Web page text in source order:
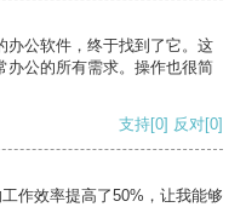
办公软件，终于找到了它。这
办公的所有需求。操作也很简
支持[0] 反对[0]
作效率提高了50%，让我能够